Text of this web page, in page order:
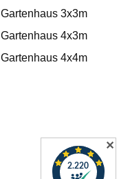
Gartenhaus 3x3m
Gartenhaus 4x3m
Gartenhaus 4x4m
✕